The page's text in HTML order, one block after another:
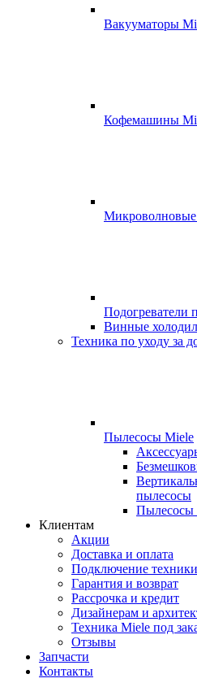
Вакууматоры
Кофемашины
Подогреватели
Винные
Техника по уходу за
Пылесосы Miele
пылесосы
Пылесосы
Клиентам
Акции
Доставка и оплата
Подключение техники
Гарантия и возврат
Рассрочка и кредит
Дизайнерам и
Техника Miele под
Отзывы
Запчасти
Контакты